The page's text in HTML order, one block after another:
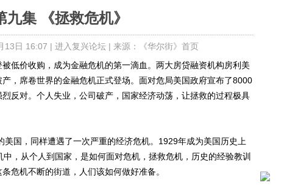
九集 《拯救危机》
13日 16:07 | 进入复兴论坛| 来源：《华尔街》首页
低价收购，成为金融危机的第一滴血。两大房贷融资机构房利美
，席卷世界的金融危机正式登场。面对危局美国政府宣布了8000
反对。个人失业，公司破产，国家经济动荡，让拯救的过程极具
国，同样遭遇了一次严重的经济危机。1929年成为美国历史上
，从个人到国家，是如何面对危机，拯救危机，历史的经验教训
危机不断的街道，人们该如何做好准备。